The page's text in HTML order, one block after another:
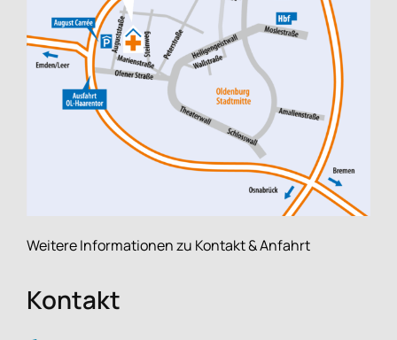
Weitere Informationen zu Kontakt & Anfahrt
Kontakt